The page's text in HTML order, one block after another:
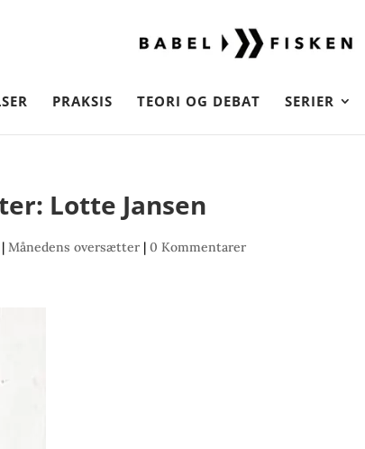
PRAKSIS TEORI OG DEBAT SERIER
Lotte Jansen
|Månedens oversætter |0 Kommentarer